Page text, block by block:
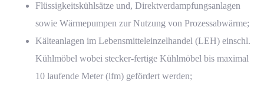
Flüssigkeitskühlsätze und, Direktverdampfungsanlagen
sowie Wärmepumpen zur Nutzung von Prozessabwärme;
Kälteanlagen im Lebensmitteleinzelhandel (LEH) einschl.
Kühlmöbel wobei stecker-fertige Kühlmöbel bis maximal
10 laufende Meter (lfm) gefördert werden;